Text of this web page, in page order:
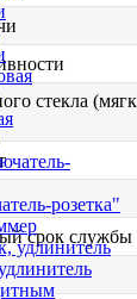
розетка"
стекла
срок службы